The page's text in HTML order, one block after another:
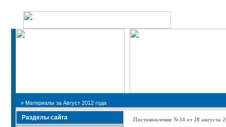
» Материалы за Август 2012 года
Разделы сайта
Постановление №34 от 28 августа